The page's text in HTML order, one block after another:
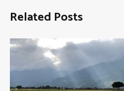
Related Posts